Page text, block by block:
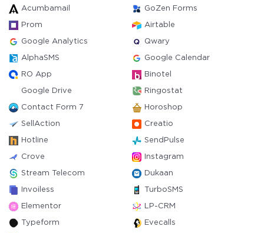
Acumbamail GoZen Forms
Prom Airtable
Google Analytics Qwary
AlphaSMS Google Calendar
RO App Binotel
Google Drive Ringostat
Contact Form 7 Horoshop
SellAction Creatio
Hotline SendPulse
Crove Instagram
Stream Telecom Dukaan
Invoiless TurboSMS
Elementor LP-CRM
Typeform Evecalls